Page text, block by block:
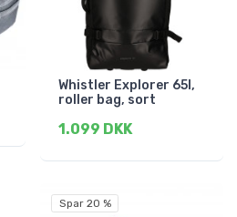
Whistler Explorer 65l,
roller bag, sort
1.099 DKK
Spar 20 %